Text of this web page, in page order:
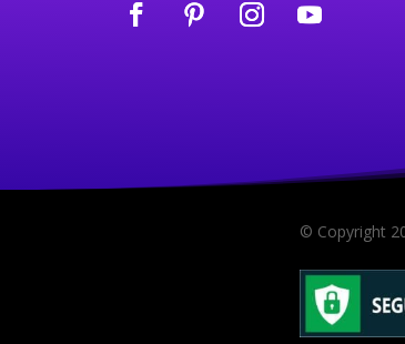
© Copyright